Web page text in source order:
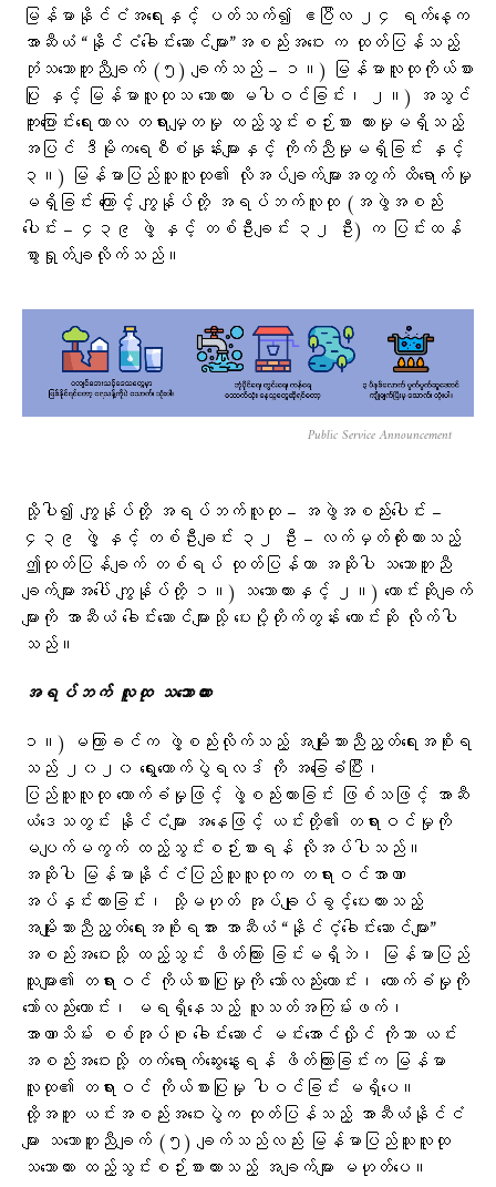
မြန်မာနိုင်ငံအရေးနှင့် ပတ်သက်၍ ဧပြီလ ၂၄ ရက်နေ့က
အာဆီယံ “နိုင်ငံခေါင်းဆောင်များ”အစည်းအဝေး က ထုတ်ပြန်သည့်
ဘုံသဘောတူညီချက် (၅) ချက်သည် – ၁။) မြန်မာလူထုကိုယ်စား
ပြု နှင့် မြန်မာလူထုသ ဘောထား မပါဝင်ခြင်း၊ ၂။) အသွင်
ကူးပြောင်းရေးကာလ တရားမျှတမှု ထည့်သွင်းစဉ်းစား ထားမှုမရှိသည့်
အပြင် ဒီမိုကရေစီစံနှုန်းများနှင့် ကိုက်ညီမှုမရှိခြင်း နှင့်
၃။) မြန်မာပြည်သူလူထု၏ လိုအပ်ချက်များအတွက် ထိရောက်မှု
မရှိခြင်း ကြောင့် ကျွန်ုပ်တို့ အရပ်ဘက်လူထု (အဖွဲအစည်း
ပေါင်း – ၄၃၉ ဖွဲ့ နှင့် တစ်ဦးချင်း ၃၂ ဦး) က ပြင်းထန်
စွာရှုတ်ချလိုက်သည်။
Public Service Announcement
သို့ပါ၍ ကျွန်ုပ်တို့ အရပ်ဘက်လူထု – အဖွဲအစည်းပေါင်း –
၄၃၉ ဖွဲ့ နှင့် တစ်ဦးချင်း ၃၂ ဦး – လက်မှတ်ထိုးထားသည့်
ဤထုတ်ပြန်ချက် တစ်ရပ် ထုတ်ပြန်ကာ အဆိုပါ သဘောတူညီ
ချက်များအပေါ် ကျွန်ုပ်တို့ ၁။) သဘောထားနှင့် ၂။) တောင်းဆိုချက်
များကို အာဆီယံ‌ ခေါင်းဆောင်များသို့ ပေးပို့တိုက်တွန်း တောင်းဆို လိုက်ပါ
သည်။
အရပ်ဘက် လူထု သဘောထား
၁။) မကြာခင်က ဖွဲ့စည်းလိုက်သည့် အမျိုးသားညီညွတ်ရေးအစိုးရ
သည် ၂၀၂၀ ရွေးကောက်ပွဲရလဒ် ကို အခြေခံပြီး၊
ပြည်သူလူထု ထောက်ခံမှုဖြင့် ဖွဲ့စည်းထားခြင်း ဖြစ်သဖြင့် အာဆီ
ယံဒေသတွင်း နိုင်ငံများ အနေဖြင့် ယင်းတို့၏ တရားဝင်မှုကို
မပျက်မကွက် ထည့်သွင်းစဉ်းစားရန် လိုအပ်ပါသည်။
အဆိုပါ မြန်မာနိုင်ငံပြည်သူလူထုက တရားဝင်အာဏာ
အပ်နှင်းထားခြင်း၊ သို့မဟုတ် အုပ်ချုပ်ခွင့်ပေးထားသည့်
အမျိုးသားညီညွတ်ရေးအစိုးရအား အာဆီယံ “နိုင်ငံ့ခေါင်းဆောင်များ”
အစည်းအဝေးသို့ ထည့်သွင်း ဖိတ်ကြား ခြင်းမရှိဘဲ၊ မြန်မာပြည်
သူများ၏ တရားဝင် ကိုယ်စားပြုမှုကို သော်လည်းကောင်း၊ ထောက်ခံမှုကို
သော်လည်းကောင်း၊ မရရှိနေသည့် လူသတ်အကြမ်းဖက်၊
အာဏာသိမ်း စစ်အုပ်စု ခေါင်းဆောင် မင်းအောင်လှိုင် ကိုသာ ယင်း
အစည်းအဝေးသို့ တက်ရောက်ဆွေးနွေးရန် ဖိတ်ကြားခြင်းက မြန်မာ
လူထု၏ တရားဝင် ကိုယ်စားပြုမှု ပါဝင်ခြင်း မရှိပေ။
ထို့အတူ ယင်းအစည်းအဝေးပွဲက ထုတ်ပြန်သည့် အာဆီယံနိုင်ငံ
များ သဘောတူညီချက် (၅) ချက်သည်လည်း မြန်မာပြည်သူလူထု
သဘောထား ထည့်သွင်းစဉ်းစားထားသည့် အချက်များ မဟုတ်ပေ။